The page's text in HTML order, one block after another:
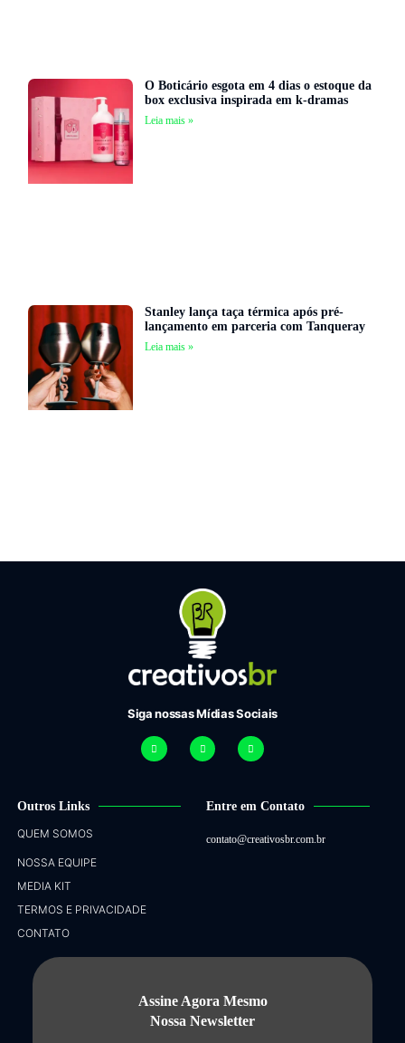
O Boticário esgota em 4 dias o estoque da
box exclusiva inspirada em k-dramas
Leia mais »
Stanley lança taça térmica após pré-
lançamento em parceria com Tanqueray
Leia mais »
Siga nossas Mídias Sociais
Outros Links
QUEM SOMOS
NOSSA EQUIPE
MEDIA KIT
TERMOS E PRIVACIDADE
CONTATO
Entre em Contato
contato@creativosbr.com.br
Assine Agora Mesmo
Nossa Newsletter